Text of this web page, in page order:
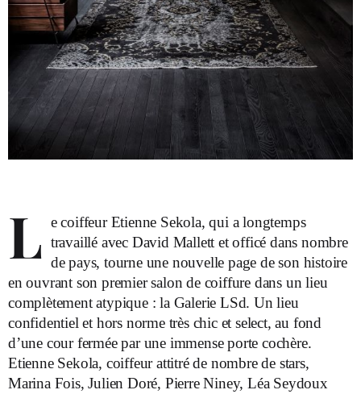
L e coiffeur Etienne Sekola, qui a longtemps
travaillé avec David Mallett et officé dans nombre
de pays, tourne une nouvelle page de son histoire
en ouvrant son premier salon de coiffure dans un lieu
complètement atypique : la Galerie LSd. Un lieu
confidentiel et hors norme très chic et select, au fond
d’une cour fermée par une immense porte cochère.
Etienne Sekola, coiffeur attitré de nombre de stars,
Marina Fois, Julien Doré, Pierre Niney, Léa Seydoux